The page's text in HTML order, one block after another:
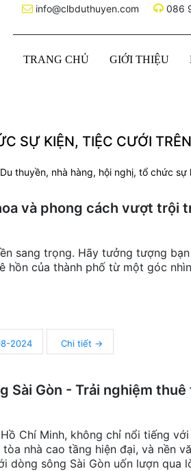
info@clbduthuyen.com
086
TRANG CHỦ GIỚI THIỆU
SỰ KIỆN, TIỆC CƯỚI
thuyền, nhà hàng, hội nghị, tổ chức
và phong cách vượt trội
sang trọng. Hãy tưởng tượng
hồn của thành phố từ một góc
2024 Chi tiết →
Sài Gòn - Trải nghiệm thuê
Chí Minh, không chỉ nổi tiếng
nhà cao tầng hiện đại, và nền
dòng sông Sài Gòn uốn lượn qua